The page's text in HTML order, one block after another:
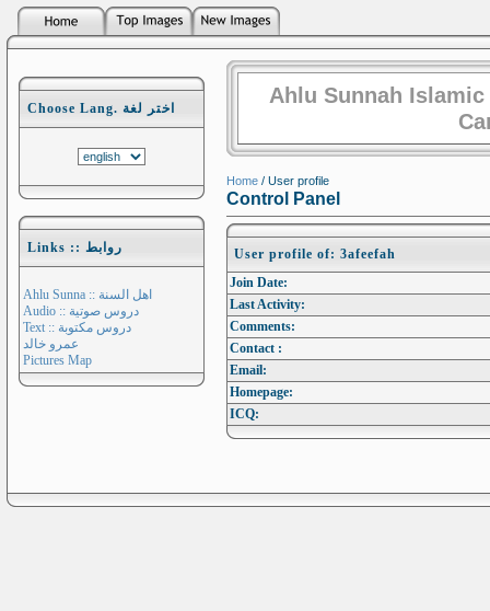
Choose Lang. اختر لغة
Links :: روابط
Ahlu Sunna :: اهل السنة
Audio :: دروس صوتية
Text :: دروس مكتوبة
عمرو خالد
Pictures Map
Ahlu Sunnah
Home / User profile
Control Panel
User profile of: 3afeefah
Join Date:
Last Activity:
Comments:
Contact :
Email:
Homepage:
ICQ: